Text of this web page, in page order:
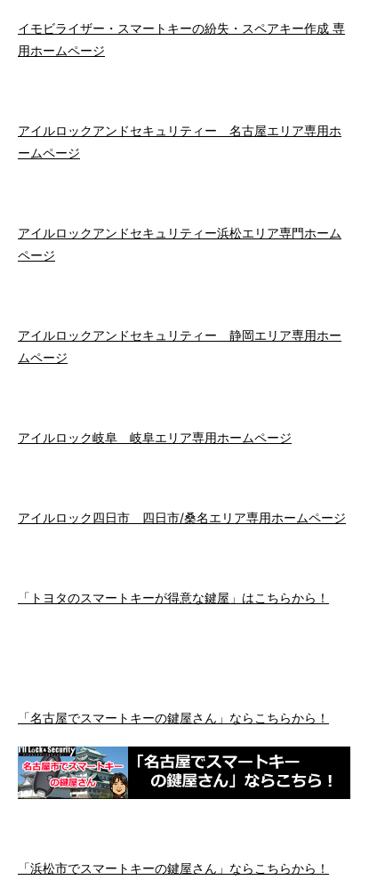
イモビライザー・スマートキーの紛失・スペアキー作成 専
用ホームページ
アイルロックアンドセキュリティー 名古屋エリア専用ホ
ームページ
アイルロックアンドセキュリティー浜松エリア専門ホーム
ページ
アイルロックアンドセキュリティー 静岡エリア専用ホー
ムページ
アイルロック岐阜 岐阜エリア専用ホームページ
アイルロック四日市 四日市/桑名エリア専用ホームページ
「トヨタのスマートキーが得意な鍵屋」はこちらから！
「名古屋でスマートキーの鍵屋さん」ならこちらから！
「浜松市でスマートキーの鍵屋さん」ならこちらから！